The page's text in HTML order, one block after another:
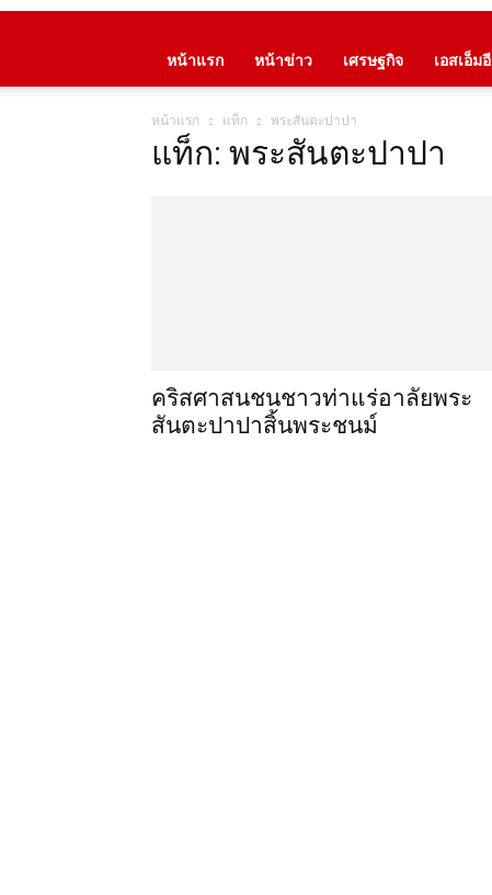
หน้าแรก หน้าข่าว เศรษฐกิจ เอสเอ็มอี
หน้าแรก แท็ก พระสันตะปาปา
แท็ก: พระสันตะปาปา
คริสศาสนชนชาวท่าแร่อาลัยพระ
สันตะปาปาสิ้นพระชนม์